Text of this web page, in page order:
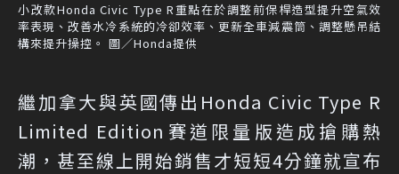
小改款Honda Civic Type R重點在於調整前保桿造型提升空氣效
率表現、改善水冷系統的冷卻效率、更新全車減震筒、調整懸吊結
構來提升操控。 圖／Honda提供
繼加拿大與英國傳出Honda Civic Type R
Limited Edition賽道限量版造成搶購熱
潮，甚至線上開始銷售才短短4分鐘就宣布